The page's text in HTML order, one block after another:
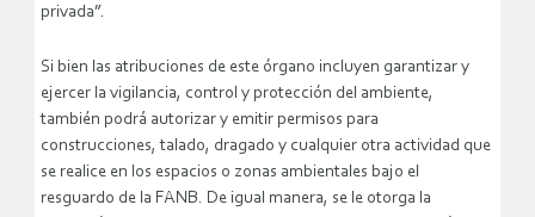
Bolivariana, en unión cívico-militar, en apoyo a la iniciativa
Si bien las atribuciones de este órgano incluyen garantizar y
ejercer la vigilancia, control y protección del ambiente,
también podrá autorizar y emitir permisos para
construcciones, talado, dragado y cualquier otra actividad que
se realice en los espacios o zonas ambientales bajo el